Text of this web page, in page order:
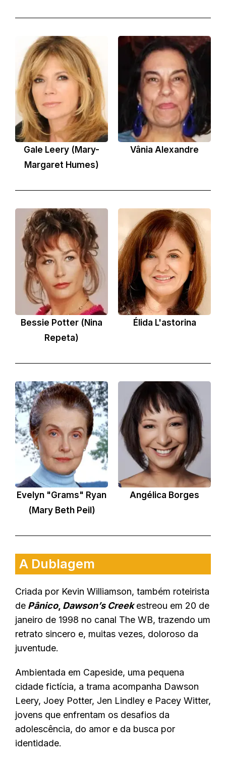
Gale Leery (Mary-
Margaret Humes)
Vânia Alexandre
Bessie Potter (Nina
Repeta)
Élida L'astorina
Evelyn "Grams" Ryan
(Mary Beth Peil)
Angélica Borges
A Dublagem
Criada por Kevin Williamson, também roteirista
de Pânico, Dawson’s Creekestreou em 20 de
janeiro de 1998 no canal The WB, trazendo um
retrato sincero e, muitas vezes, doloroso da
juventude.
Ambientada em Capeside, uma pequena
cidade fictícia, a trama acompanha Dawson
Leery, Joey Potter, Jen Lindley e Pacey Witter,
jovens que enfrentam os desafios da
adolescência, do amor e da busca por
identidade.